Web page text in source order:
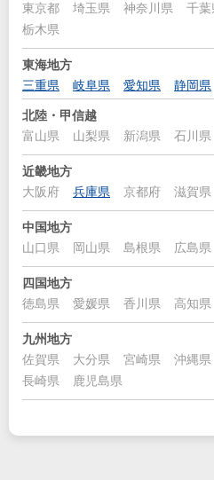
東京都
埼玉県 神奈川県 千葉
栃木県
東海地方
三重県
岐阜県 愛知県 静岡県
北陸・甲信越
富山県
山梨県 新潟県 石川県
近畿地方
大阪府
兵庫県 京都府 滋賀県
中国地方
山口県
岡山県 島根県 広島県
四国地方
徳島県
愛媛県 香川県 高知県
九州地方
佐賀県
大分県 宮崎県 沖縄県
長崎県
鹿児島県